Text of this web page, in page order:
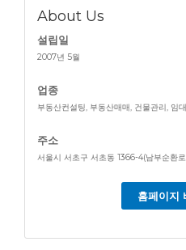
About Us
설립일
2007년 5월
업종
부동산컨설팅, 부동산매매, 건물관리, 임
주소
서울시 서초구 서초동 1366-4(남부순환
홈페이지